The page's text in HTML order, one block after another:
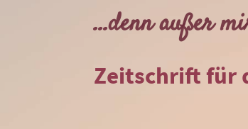
...denn außer
Zeitschrift für